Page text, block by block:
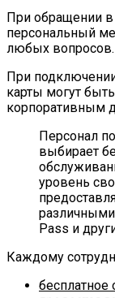
При обращении в
персональный
любых вопросов.
При
карты могут
корпоративным
Персонал
выбирает
уровень
Pass и
Каждому
бесплатное